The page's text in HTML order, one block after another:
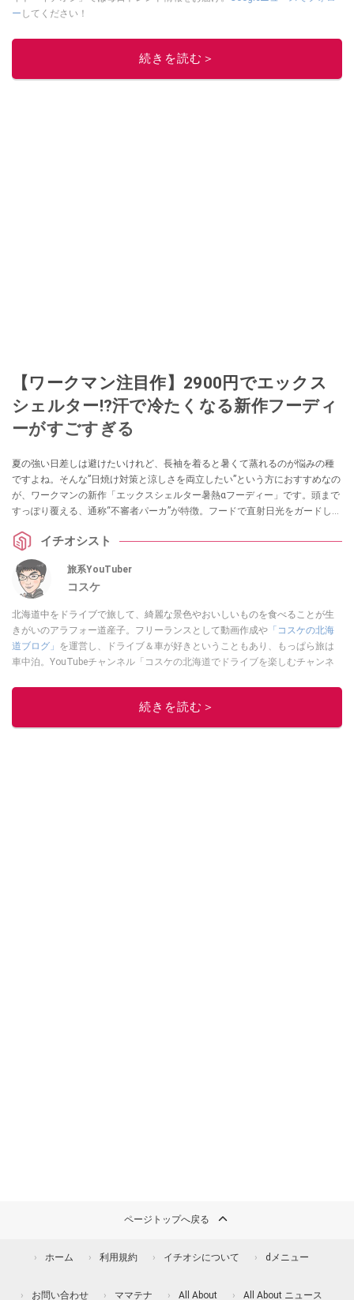
ー してください！
このイチオシストの他の記事を読む
続きを読む＞
【ワークマン注目作】2900円でエックス
シェルター!?汗で冷たくなる新作フーディ
ーがすごすぎる
夏の強い日差しは避けたいけれど、長袖を着ると暑くて蒸れるのが悩みの種
ですよね。そんな”日焼け対策と涼しさを両立したい”という方におすすめなの
が、ワークマンの新作「エックスシェルター暑熱αフーディー」です。頭まで
すっぽり覆える、通称“不審者パーカ”が特徴。フードで直射日光をガードしつ
夏の外出を快適にする注目のアイテムをご紹介します。
イチオシスト
旅系YouTuber
コスケ
北海道中をドライブで旅して、綺麗な景色やおいしいものを食べることが生
きがいのアラフォー道産子。フリーランスとして動画作成や 「コスケの北海
道ブログ」 を運営し、ドライブ＆車が好きということもあり、もっぱら旅は
車中泊。YouTubeチャンネル「コスケの北海道でドライブを楽しむチャンネ
も配信中。
続きを読む＞
ページトップへ戻る
ホーム 利用規約 イチオシについて dメニュー
お問い合わせ ママテナ All About All About ニュース